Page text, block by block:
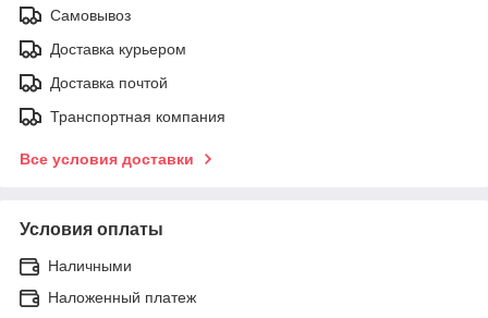
Самовывоз
Доставка курьером
Доставка почтой
Транспортная компания
Все условия доставки
Условия оплаты
Наличными
Наложенный платеж